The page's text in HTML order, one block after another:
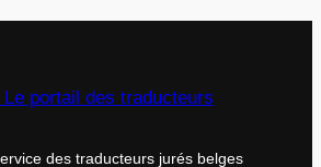
portail des traducteurs
des traducteurs jurés belges